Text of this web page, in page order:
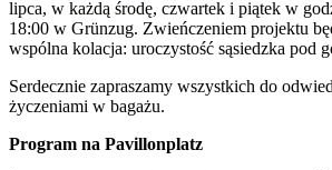
lipca, w każdą środę, czwartek i piątek w
18:00 w Grünzug. Zwieńczeniem projektu
wspólna kolacja: uroczystość sąsiedzka pod
Serdecznie zapraszamy wszystkich do
życzeniami w bagażu.
Program na Pavillonplatz